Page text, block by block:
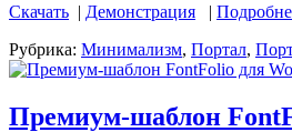
Скачать | Демонстрация |
Рубрика: Минимализм, Портал,
Премиум-шаблон